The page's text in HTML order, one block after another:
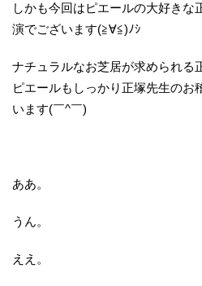
しかも今回はピエールの大好きな
演でございます(≧∀≦)ﾉｼ
ナチュラルなお芝居が求められる
ピエールもしっかり正塚先生のお
います(￣^￣)ゞ
ああ。
うん。
ええ。